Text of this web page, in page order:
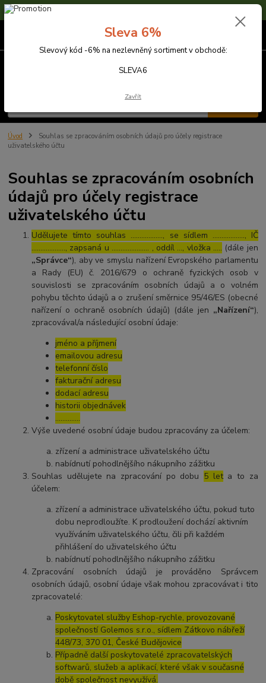
Sleva 6% na nezlevněné zboží s kódem SLEVA6
Úvod
Souhlas se zpracováním osobních údajů pro účely registrace
uživatelského účtu
Souhlas se zpracováním osobních
údajů pro účely registrace
uživatelského účtu
Udělujete tímto souhlas ……………..., se sídlem ………………, IČ
………………., zapsaná u ………………… , oddíl …, vložka ….. (dále jen
„Správce“), aby ve smyslu nařízení Evropského parlamentu
a Rady (EU) č. 2016/679 o ochraně fyzických osob v
souvislosti se zpracováním osobních údajů a o volném
pohybu těchto údajů a o zrušení směrnice 95/46/ES (obecné
nařízení o ochraně osobních údajů) (dále jen „Nařízení“),
zpracovával/a následující osobní údaje:
jméno a příjmení
emailovou adresu
telefonní číslo
fakturační adresu
dodací adresu
historii objednávek
…………..
Výše uvedené osobní údaje budou zpracovány za účelem:
zřízení a administrace uživatelského účtu
nabídnutí pohodlnějšího nákupního zážitku
Souhlas udělujete na zpracování po dobu 5 leta to za
účelem:
zřízení a administrace uživatelského účtu, pokud tuto
dobu neprodloužíte. K prodloužení dochází aktivním
využíváním uživatelského účtu, čili při každém
přihlášení do uživatelského účtu
nabídnutí pohodlnějšího nákupního zážitku
Zpracování osobních údajů je prováděno Správcem
osobních údajů, osobní údaje však mohou zpracovávat i tito
zpracovatelé:
Poskytovatel služby Eshop-rychle, provozované
společností Golemos s.r.o., sídlem Zátkovo nábřeží
448/73, 370 01, České Budějovice
Případně další poskytovatelé zpracovatelských
softwarů, služeb a aplikací, které však v současné
době společnost nevyužívá.
Sleva 6%
Slevový kód -6% na nezlevněný sortiment v obchodě:
SLEVA6
Zavřít